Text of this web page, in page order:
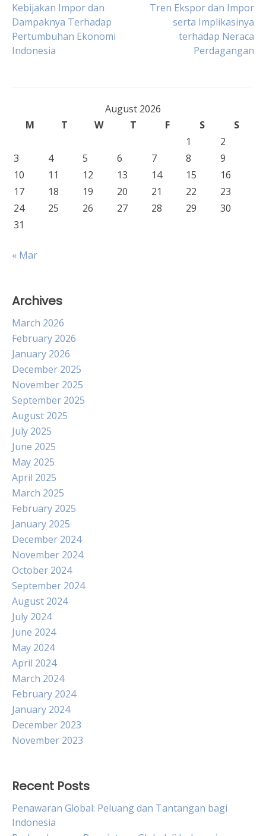
Post
navigation
Kebijakan Impor dan
Dampaknya Terhadap
Pertumbuhan Ekonomi
Indonesia
Tren Ekspor dan Impor
serta Implikasinya
terhadap Neraca
Perdagangan
August 2026
M
T W T F S
S
1
2
3
4 5 6 7 8
9
10
11 12 13 14 15
16
17
18 19 20 21 22
23
24
25 26 27 28 29
30
31
« Mar
Archives
March 2026
February 2026
January 2026
December 2025
November 2025
September 2025
August 2025
July 2025
June 2025
May 2025
April 2025
March 2025
February 2025
January 2025
December 2024
November 2024
October 2024
September 2024
August 2024
July 2024
June 2024
May 2024
April 2024
March 2024
February 2024
January 2024
December 2023
November 2023
Recent Posts
Penawaran Global: Peluang dan Tantangan bagi
Indonesia